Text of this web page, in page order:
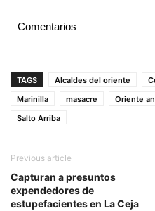
Comentarios
TAGS Alcaldes del oriente
Marinilla
masacre Oriente
Salto Arriba
Previous article
Capturan a presuntos
expendedores de
estupefacientes en La Ceja